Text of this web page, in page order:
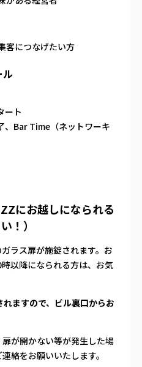
客につなげたい方
ル
ート
Bar Time（ネットワーキ
にお越しになられる
！）
ラス扉が施錠されます。お
以降になられる方は、お気
ますので、ビル裏口からお
が開かない等が発生した場
絡をお願いいたします。